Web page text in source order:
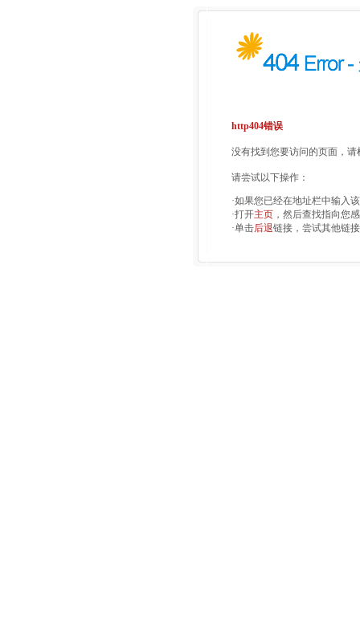
http404错误
没有找到您要访问的页面，
请尝试以下操作：
·如果您已经在地址栏中输入
·打开主页 ，然后查找指向您
·单击后退链接，尝试其他链